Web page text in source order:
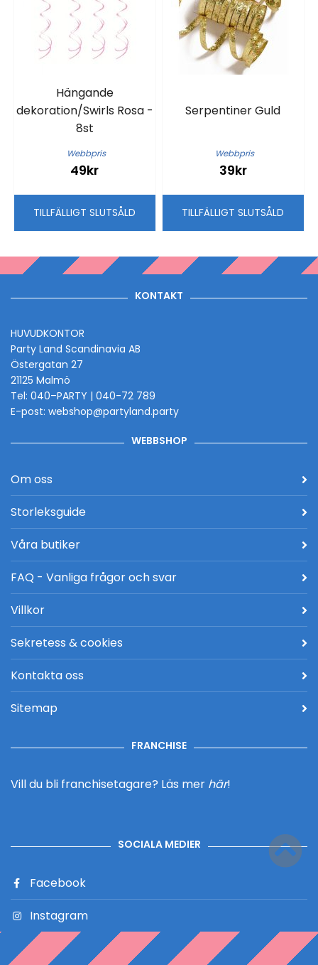
Hängande
dekoration/Swirls Rosa -
8st
Webbpris
49kr
TILLFÄLLIGT SLUTSÅLD
Serpentiner Guld
Webbpris
39kr
TILLFÄLLIGT SLUTSÅLD
KONTAKT
HUVUDKONTOR
Party Land Scandinavia AB
Östergatan 27
21125 Malmö
Tel: 040–PARTY | 040-72 789
E-post: webshop@partyland.party
WEBBSHOP
Om oss
Storleksguide
Våra butiker
FAQ - Vanliga frågor och svar
Villkor
Sekretess & cookies
Kontakta oss
Sitemap
FRANCHISE
Vill du bli franchisetagare? Läs mer här!
SOCIALA MEDIER
Facebook
Instagram